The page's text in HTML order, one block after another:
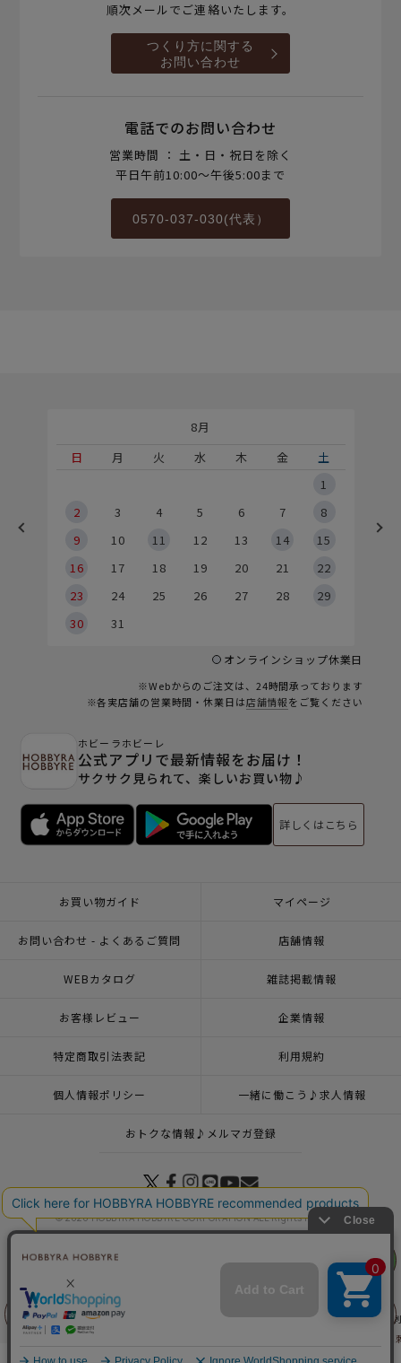
前に戻る
フェア
順次メールでご連絡いたします。
つくり方に関する
お問い合わせ
電話でのお問い合わせ
営業時間 ： 土・日・祝日を除く
平日午前10:00～午後5:00まで
0570-037-030(代表）
8月
日
月 火 水 木 金
土
1
2
3 4 5 6 7
8
9
10 11 12 13 14
15
16
17 18 19 20 21
22
23
24 25 26 27 28
29
30
31
オンラインショップ休業日
※Webからのご注文は、24時間承っております
※各実店舗の営業時間・休業日は店舗情報をご覧ください
ホビーラホビーレ
公式アプリで最新情報をお届け！
サクサク見られて、楽しいお買い物♪
詳しくはこちら
お買い物ガイド マイページ
お問い合わせ - よくあるご質問 店舗情報
WEBカタログ 雑誌掲載情報
お客様レビュー 企業情報
特定商取引法表記 利用規約
個人情報ポリシー 一緒に働こう♪求人情報
おトクな情報♪メルマガ登録
© 2026 HOBBYRA HOBBYRE CORPORATION ALL Rights Reserved
トップページ 登録 刺し子 寄せ模様＜円紋＞
トップページ
特集一覧 刺し子ふきん・刺し子糸 刺し子（ふきん）
寄せ模様の
トップページ
トップページ
新商品 その他一覧 刺し子 寄せ模様＜円紋＞